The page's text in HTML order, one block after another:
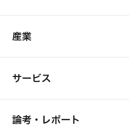
産業
サービス
論考・レポート